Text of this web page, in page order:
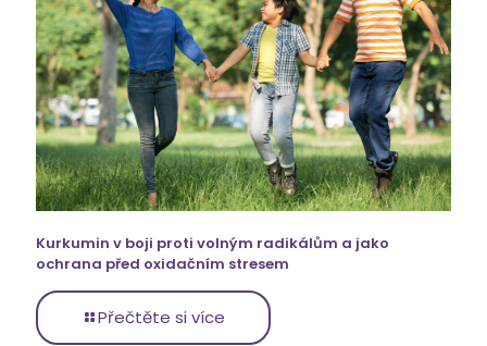
Kurkumin v boji proti volným radikálům a jako
ochrana před oxidačním stresem
Přečtěte si více